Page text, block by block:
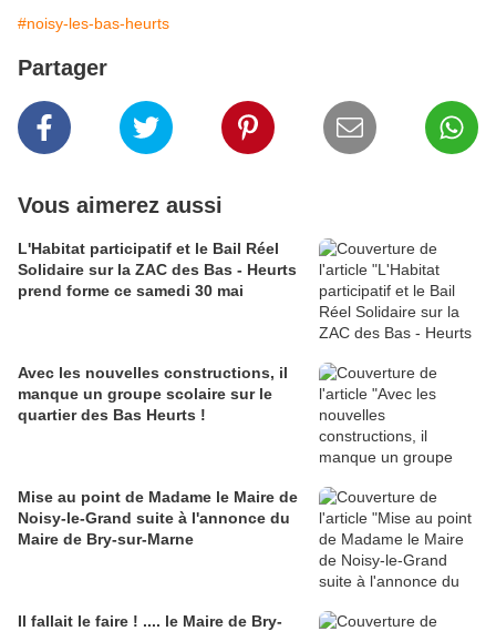
#noisy-les-bas-heurts
Partager
Vous aimerez aussi
L'Habitat participatif et le Bail Réel
Solidaire sur la ZAC des Bas - Heurts
prend forme ce samedi 30 mai
Avec les nouvelles constructions, il
manque un groupe scolaire sur le
quartier des Bas Heurts !
Mise au point de Madame le Maire de
Noisy-le-Grand suite à l'annonce du
Maire de Bry-sur-Marne
Il fallait le faire ! .... le Maire de Bry-